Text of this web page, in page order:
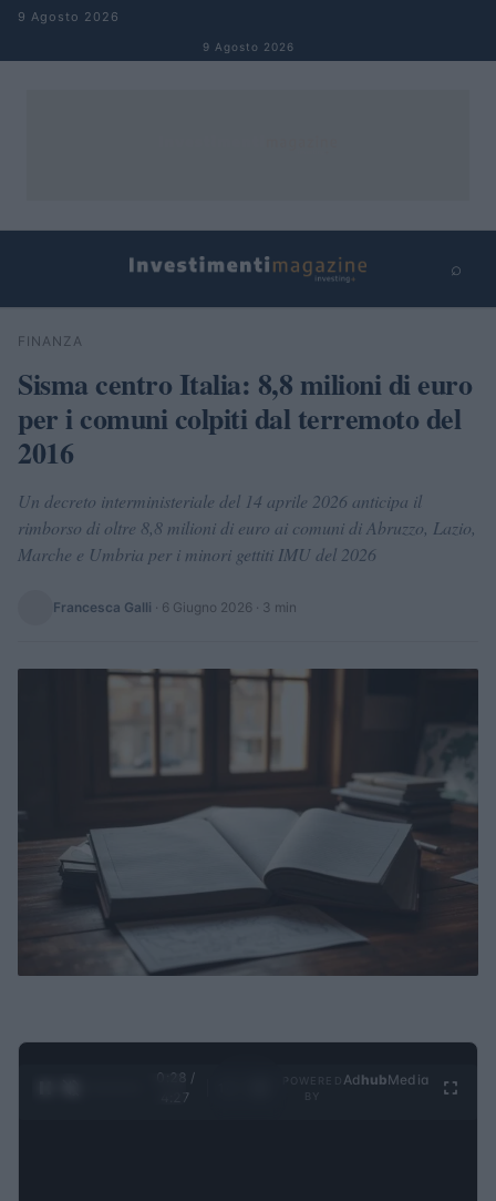
Salta al contenuto
9 Agosto 2026
9 Agosto 2026
⌕
Cerca
FINANZA
Sisma centro Italia: 8,8 milioni di euro
per i comuni colpiti dal terremoto del
2016
Un decreto interministeriale del 14 aprile 2026 anticipa il
rimborso di oltre 8,8 milioni di euro ai comuni di Abruzzo, Lazio,
Marche e Umbria per i minori gettiti IMU del 2026
Francesca Galli · 6 Giugno 2026 · 3 min
0:29 /
4:27
Ad hubMedia